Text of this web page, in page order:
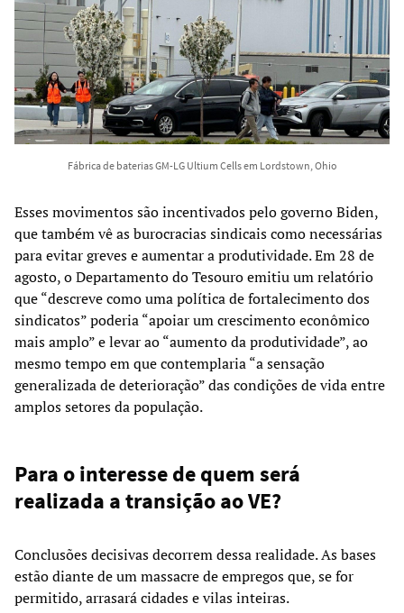
Fábrica de baterias GM-LG Ultium Cells em Lordstown, Ohio
Esses movimentos são incentivados pelo governo Biden,
que também vê as burocracias sindicais como necessárias
para evitar greves e aumentar a produtividade. Em 28 de
agosto, o Departamento do Tesouro emitiu um relatório
que “descreve como uma política de fortalecimento dos
sindicatos” poderia “apoiar um crescimento econômico
mais amplo” e levar ao “aumento da produtividade”, ao
mesmo tempo em que contemplaria “a sensação
generalizada de deterioração” das condições de vida entre
amplos setores da população.
Para o interesse de quem será
realizada a transição ao VE?
Conclusões decisivas decorrem dessa realidade. As bases
estão diante de um massacre de empregos que, se for
permitido, arrasará cidades e vilas inteiras.